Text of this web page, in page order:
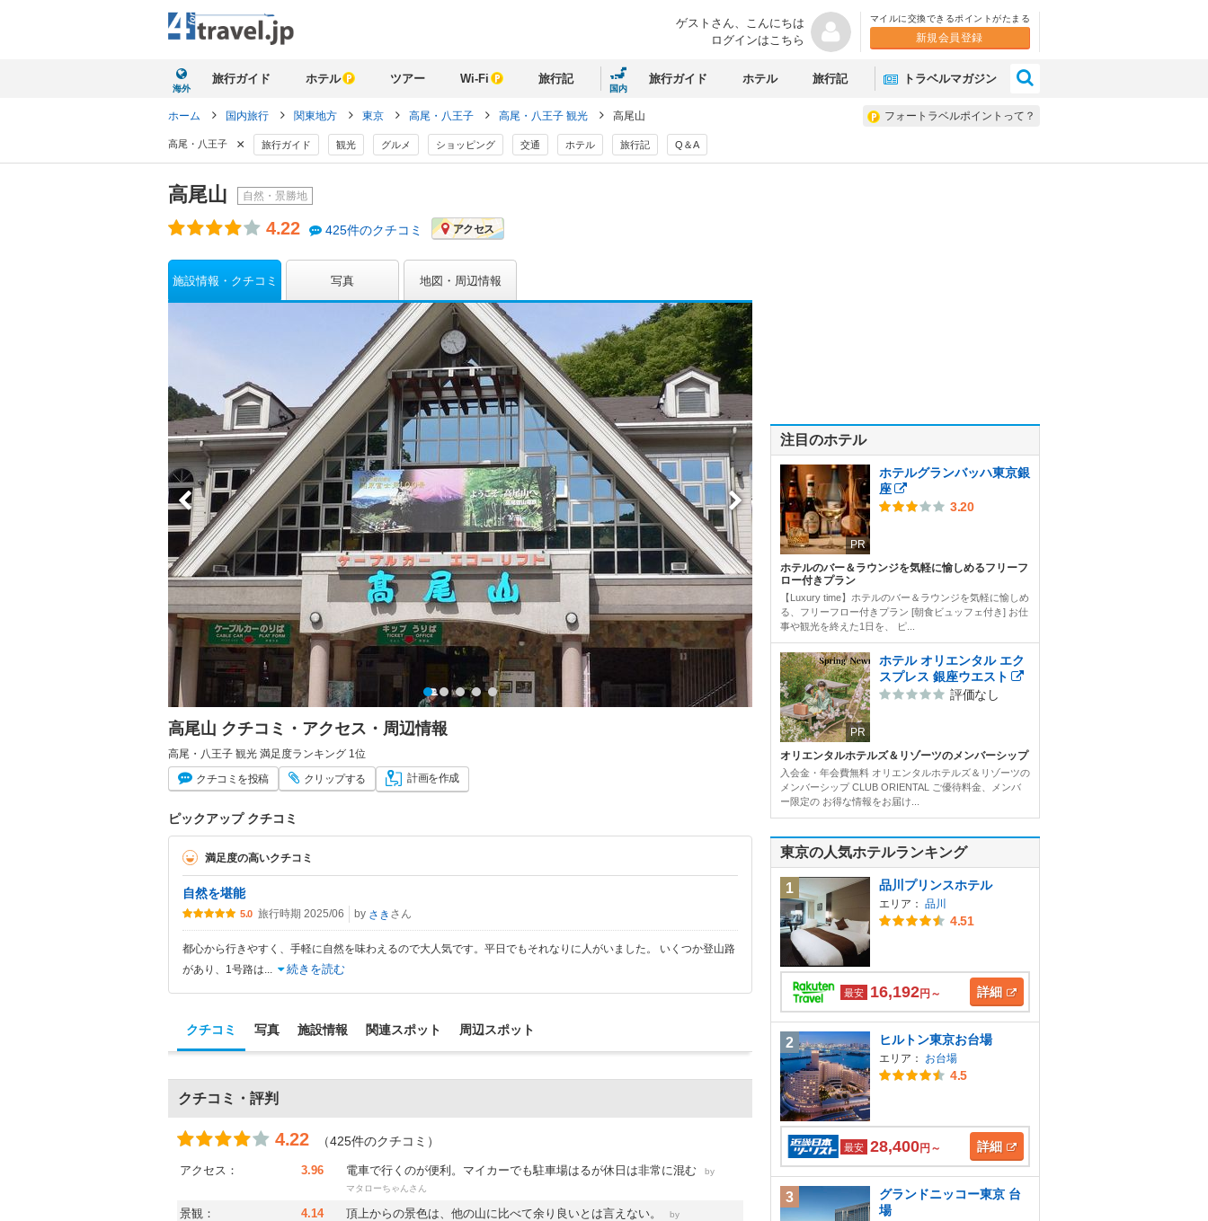
ゲストさん、 こんにちは
ログインはこちら
マイルに交換できるポイントがたまる
新規会員登録
海外
旅行ガイド ホテル ツアー Wi-Fi 旅行記
国内
旅行ガイド ホテル 旅行記 トラベルマガジン
フォートラベルポイントって？
ホーム 国内旅行 関東地方 東京 高尾・八王子 高尾・八王子 観光 高尾山
高尾・八王子 × 旅行ガイド 観光 グルメ ショッピング 交通 ホテル 旅行記 Q＆A
高尾山 自然・景勝地
4.22 425件のクチコミ アクセス
施設情報・クチコミ 写真 地図・周辺情報
高尾山 クチコミ・アクセス・周辺情報
高尾・八王子 観光 満足度ランキング 1位
クチコミ を投稿 クリップする 計画を作成
ピックアップ クチコミ
満足度の高いクチコミ
自然を堪能
5.0 旅行時期 2025/06 by さき さん
都心から行きやすく、手軽に自然を味わえるので大人気です。平日でもそれなりに人がいました。 いくつか登山路
があり、1号路は
続きを読む
クチコミ 写真 施設情報 関連スポット 周辺スポット
クチコミ・評判
4.22 （425件のクチコミ）
アクセス： 3.96 電車で行くのが便利。マイカーでも駐車場はるが休日は非常に混む
by
マタローちゃんさん
景観： 4.14 頂上からの景色は、他の山に比べて余り良いとは言えない。
by
注目のホテル
PR
ホテルグランバッハ東京銀
座
3.20
ホテルのバー＆ラウンジを気軽に愉しめるフリーフ
ロー付きプラン
【Luxury time】ホテルのバー＆ラウンジを気軽に愉しめ
る、フリーフロー付きプラン [朝食ビュッフェ付き] お仕
事や観光を終えた1日を、 ピ...
PR
ホテル オリエンタル エク
スプレス 銀座ウエスト
評価なし
オリエンタルホテルズ＆リゾーツのメンバーシップ
入会金・年会費無料 オリエンタルホテルズ＆リゾーツの
メンバーシップ CLUB ORIENTAL ご優待料金、メンバ
ー限定の お得な情報をお届け...
東京の人気ホテルランキング
1 品川プリンスホテル
エリア： 品川
4.51
最安 16,192円～ 詳細
2 ヒルトン東京お台場
エリア： お台場
4.5
最安 28,400円～ 詳細
3
グランドニッコー東京 台
場